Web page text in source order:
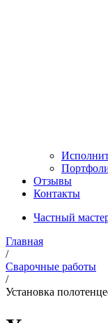
Отзывы
Контакты
Частный
Главная
/
Сварочные работы
/
Установка